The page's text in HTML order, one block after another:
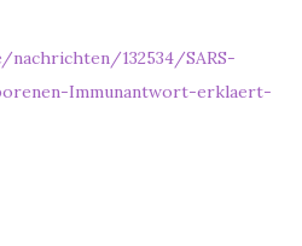
132534/SARS-
Immunantwort-erklaert-